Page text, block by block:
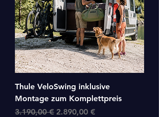
Thule VeloSwing inklusive
Montage zum Komplettpreis
Standardpreis
3.190,00 € Sale-Preis
2.890,00 €